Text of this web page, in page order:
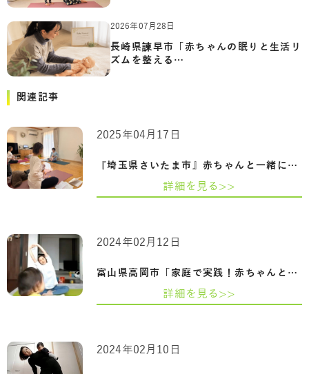
2026年07月28日
長崎県諫早市「赤ちゃんの眠りと生活リ
ズムを整える…
関連記事
『埼玉県さいたま市』赤ちゃんと一緒に心…
2025年04月17日
詳細を見る>>
富山県高岡市「家庭で実践！赤ちゃんとマ…
2024年02月12日
詳細を見る>>
2024年02月10日